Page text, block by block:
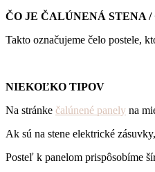
ČO JE ČALÚNENÁ STENA
Takto označujeme čelo postele,
NIEKOĽKO TIPOV
Na stránke čalúnené panely na
Ak sú na stene elektrické
Posteľ k panelom prispôsobíme